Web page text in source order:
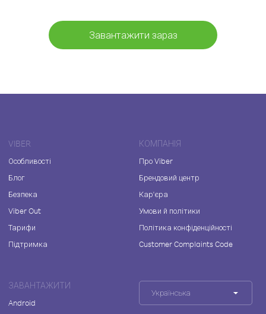
Завантажити зараз
VIBER
Особливості
Блог
Безпека
Viber Out
Тарифи
Підтримка
КОМПАНІЯ
Про Viber
Брендовий центр
Кар'єра
Умови й політики
Політика конфіденційності
Customer Complaints Code
ЗАВАНТАЖИТИ
Android
Українська